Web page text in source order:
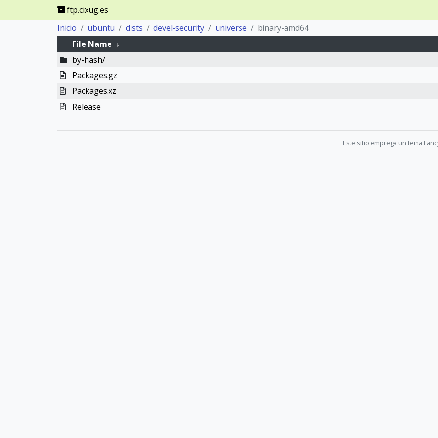
ftp.cixug.es
Inicio
ubuntu dists devel-security universe
binary-amd64
File Name ↓
by-hash/
Packages.gz
Packages.xz
Release
Este sitio emprega un tema